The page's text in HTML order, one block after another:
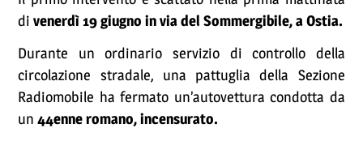
divenerdì 19 giugno in via del Sommergibile, a Ostia.
Durante un ordinario servizio di controllo della
circolazione stradale, una pattuglia della Sezione
Radiomobile ha fermato un’autovettura condotta da
un 44enne romano, incensurato.